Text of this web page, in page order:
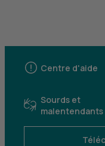
Centre d'aide
Sourds et
malentendants